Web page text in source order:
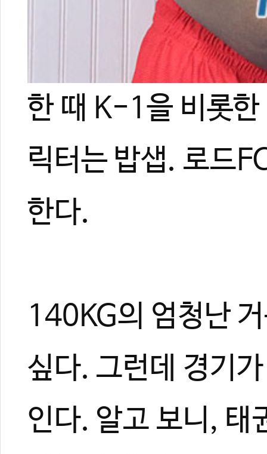
한 때 K-1을 비롯한
릭터는 밥샙. 로드
한다.
140KG의 엄청난
싶다. 그런데 경기
인다. 알고 보니, 태